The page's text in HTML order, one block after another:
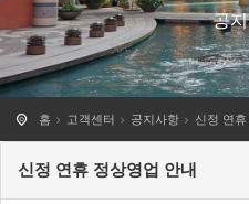
공
홈 고객센터 공지사항 신정 연
신정 연휴 정상영업 안내